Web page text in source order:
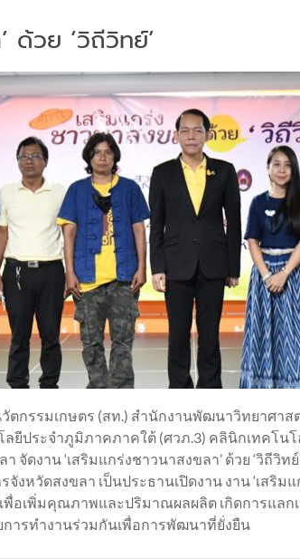
ด้วย ‘วิถีวิทย์’
ตกรรมเกษตร (สท.) สำนักงานพัฒนาวิทยาศา
ยีประจำภูมิภาคภาคใต้ (ศวภ.3) คลินิกเทคโ
ดงาน ‘เสริมแกร่งชาวนาสงขลา’ ด้วย ‘วิถี
งหวัดสงขลา เป็นประธานเปิดงาน งาน ‘เสริม
เพิ่มคุณภาพและปริมาณผลผลิต เกิดการแลก
การทำงานร่วมกันเพื่อการพัฒนาที่ยั่งยืน